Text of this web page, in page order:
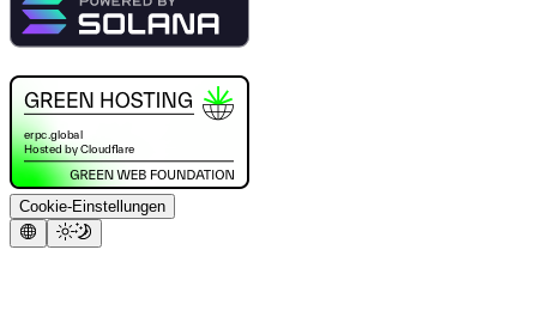
Cookie-Einstellungen